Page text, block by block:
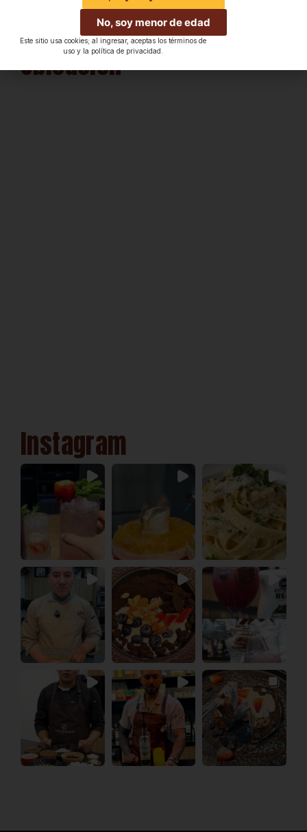
Ubicación
Instagram
No, soy menor de edad
Este sitio usa cookies; al ingresar, aceptas los términos de
uso y la política de privacidad.